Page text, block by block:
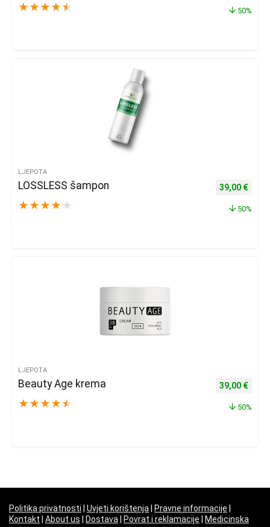
★ ★ ★ ★ ★ 50%
LJEPOTA
LOSSLESS šampon
★ ★ ★ ★ ★
Izvorna
39,00 €
50%
LJEPOTA
Beauty Age krema
★ ★ ★ ★ ★
Izvorna
39,00 €
50%
Politika privatnosti | Uvjeti korištenja | Pravne informacije |
Kontakt | About us | Dostava | Povrat i reklamacije | Medicinska